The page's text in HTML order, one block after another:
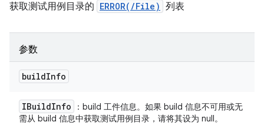
获取测试用例目录的 ERROR(/File) 列表
参数
buildInfo
IBuildInfo
：build 工件信息。如果 build 信息不可用或无
需从 build 信息中获取测试用例目录，请将其设为 null。